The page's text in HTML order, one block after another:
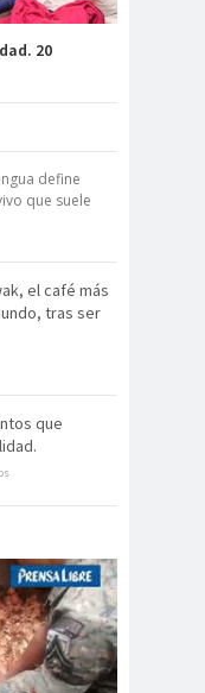
de la
de
20
define
que suele
el café más
tras ser
que